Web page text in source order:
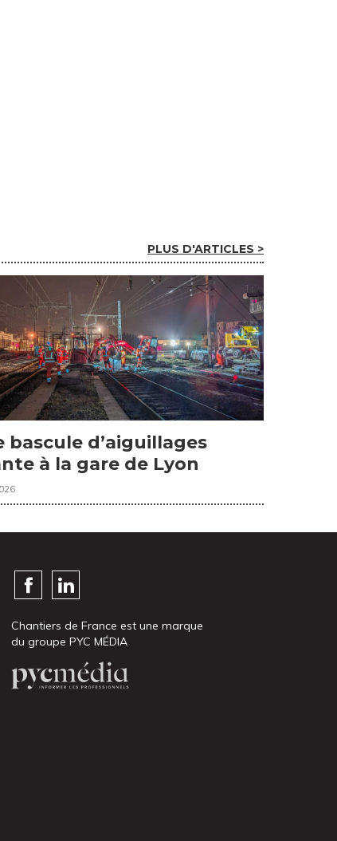
PLUS D'ARTICLES >
bascule d’aiguillages
à la gare de Lyon
Chantiers de France est une marque
du groupe PYC MÉDIA